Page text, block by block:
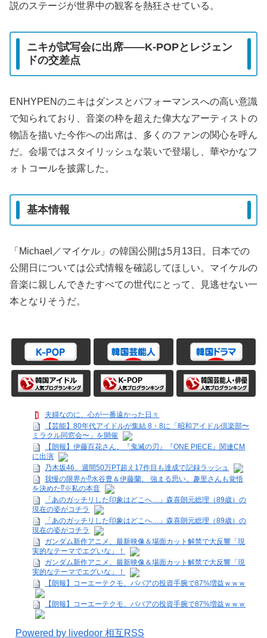
説のステージが世界中の観客を熱狂させている。
ニキが試写会に出席——K-POPとレジェン
ドの交差点
ENHYPENのニキはダンスとパフォーマンスへの高い意識
で知られており、音楽の枠を超えた偉大なアーティストの
物語を描いた今作への出席は、多くのファンの関心を呼ん
だ。会場ではスタイリッシュな装いで登場し、華やかなフ
ォトコールを披露した。
基本情報
「Michael／マイケル」の韓国公開は5月13日。日本での
公開日については公式情報を確認してほしい。マイケルの
音楽に親しんできたすべての世代にとって、見逃せない一
本となりそうだ。
夫婦なのに、心が一番遠かった日々
【芸能】80年代アイドルが集結 8・8に「昭和アイドル倶楽部〜
ミラクル同窓会〜」を開催
【朗報】伊藤百花さん、『鬼滅の刃』『ONE PIECE』関連CM
に出演
乃木坂46、週間50万PT超え17作目も達成で記録ラッシュ
我慢の限界か⁉水谷豊＆伊藤蘭、 強まる思い。趣里さんも覚悟
を決めた⁉※私の本音
「あのガッチリした印象はどこへ…」森喜朗元総理（89歳）の
現在の姿がコチラ
「あのガッチリした印象はどこへ…」森喜朗元総理（89歳）の
現在の姿がコチラ
ガンダム新作アニメ、最新映像＆場面カット解禁で大反響「現
実的なテーマでエグいな」！
ガンダム新作アニメ、最新映像＆場面カット解禁で大反響「現
実的なテーマでエグいな」！
【朗報】コーエーテクモ、ババアの投資手腕で87%増益ｗｗｗ
【朗報】コーエーテクモ、ババアの投資手腕で87%増益ｗｗｗ
Powered by livedoor 相互RSS